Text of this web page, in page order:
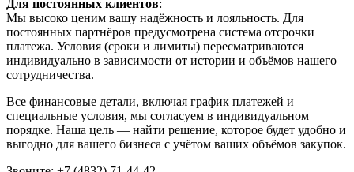
Для постоянных клиентов:
Мы высоко ценим вашу надёжность и лояльность. Для
постоянных партнёров предусмотрена система отсрочки
платежа. Условия (сроки и лимиты) пересматриваются
индивидуально в зависимости от истории и объёмов нашего
сотрудничества.
Все финансовые детали, включая график платежей и
специальные условия, мы согласуем в индивидуальном
порядке. Наша цель — найти решение, которое будет удобно и
выгодно для вашего бизнеса с учётом ваших объёмов закупок.